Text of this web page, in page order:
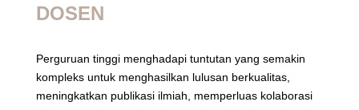
DOSEN
Perguruan tinggi menghadapi tuntutan yang semakin
kompleks untuk menghasilkan lulusan berkualitas,
meningkatkan publikasi ilmiah, memperluas kolaborasi